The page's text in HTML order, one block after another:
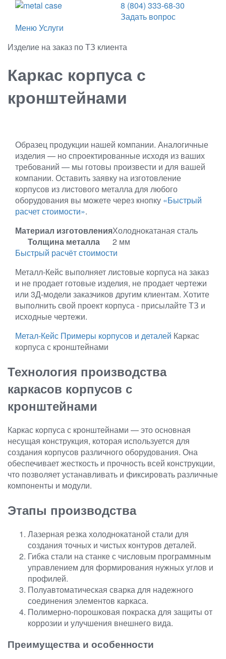
8 (804) 333-68-30
Задать вопрос
МенюУслуги
Изделие на заказ по ТЗ клиента
Каркас корпуса с
кронштейнами
Образец продукции нашей компании. Аналогичные
изделия — но спроектированные исходя из ваших
требований — мы готовы произвести и для вашей
компании. Оставить заявку на изготовление
корпусов из листового металла для любого
оборудования вы можете через кнопку «Быстрый
расчет стоимости».
Материал изготовленияХолоднокатаная сталь
Толщина металла
2 мм
Быстрый расчёт стоимости
Металл-Кейс выполняет листовые корпуса на заказ
и не продает готовые изделия, не продает чертежи
или 3Д-модели заказчиков другим клиентам. Хотите
выполнить свой проект корпуса - присылайте ТЗ и
исходные чертежи.
Метал-Кейс Примеры корпусов и деталей Каркас
корпуса с кронштейнами
Технология производства
каркасов корпусов с
кронштейнами
Каркас корпуса с кронштейнами — это основная
несущая конструкция, которая используется для
создания корпусов различного оборудования. Она
обеспечивает жесткость и прочность всей конструкции,
что позволяет устанавливать и фиксировать различные
компоненты и модули.
Этапы производства
Лазерная резка холоднокатаной стали для
создания точных и чистых контуров деталей.
Гибка стали на станке с числовым программным
управлением для формирования нужных углов и
профилей.
Полуавтоматическая сварка для надежного
соединения элементов каркаса.
Полимерно-порошковая покраска для защиты от
коррозии и улучшения внешнего вида.
Преимущества и особенности